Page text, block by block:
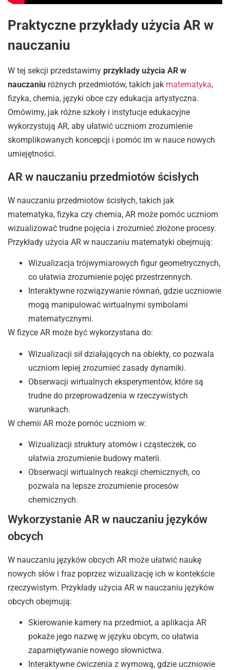
Praktyczne przykłady użycia AR w
nauczaniu
W tej sekcji przedstawimy przykłady użycia AR w
nauczaniu różnych przedmiotów, takich jak matematyka,
fizyka, chemia, języki obce czy edukacja artystyczna.
Omówimy, jak różne szkoły i instytucje edukacyjne
wykorzystują AR, aby ułatwić uczniom zrozumienie
skomplikowanych koncepcji i pomóc im w nauce nowych
umiejętności.
AR w nauczaniu przedmiotów ścisłych
W nauczaniu przedmiotów ścisłych, takich jak
matematyka, fizyka czy chemia, AR może pomóc uczniom
wizualizować trudne pojęcia i zrozumieć złożone procesy.
Przykłady użycia AR w nauczaniu matematyki obejmują:
Wizualizacja trójwymiarowych figur geometrycznych,
co ułatwia zrozumienie pojęć przestrzennych.
Interaktywne rozwiązywanie równań, gdzie uczniowie
mogą manipulować wirtualnymi symbolami
matematycznymi.
W fizyce AR może być wykorzystana do:
Wizualizacji sił działających na obiekty, co pozwala
uczniom lepiej zrozumieć zasady dynamiki.
Obserwacji wirtualnych eksperymentów, które są
trudne do przeprowadzenia w rzeczywistych
warunkach.
W chemii AR może pomóc uczniom w:
Wizualizacji struktury atomów i cząsteczek, co
ułatwia zrozumienie budowy materii.
Obserwacji wirtualnych reakcji chemicznych, co
pozwala na lepsze zrozumienie procesów
chemicznych.
Wykorzystanie AR w nauczaniu języków
obcych
W nauczaniu języków obcych AR może ułatwić naukę
nowych słów i fraz poprzez wizualizację ich w kontekście
rzeczywistym. Przykłady użycia AR w nauczaniu języków
obcych obejmują:
Skierowanie kamery na przedmiot, a aplikacja AR
pokaże jego nazwę w języku obcym, co ułatwia
zapamiętywanie nowego słownictwa.
Interaktywne ćwiczenia z wymową, gdzie uczniowie